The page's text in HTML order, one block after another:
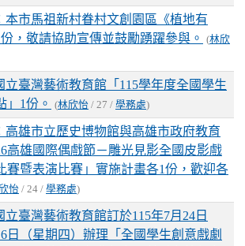
本市馬祖新村眷村文創園區《植地有
，敬請協助宣傳並鼓勵踴躍參與。
(林欣
立臺灣藝術教育館「115學年度全國學生
」1份。
(林欣怡 / 27 / 學務處)
高雄市立歷史博物館與高雄市政府教育
高雄國際偶戲節－雕光見影全國皮影戲
賽暨表演比賽」實施計畫各1份，歡迎各
怡 / 24 / 學務處)
立臺灣藝術教育館訂於115年7月24日
6日（星期四）辦理「全國學生創意戲劇